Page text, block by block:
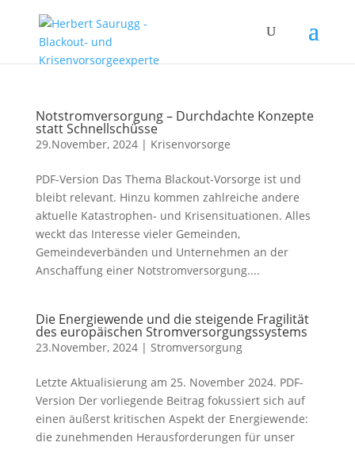
Notstromversorgung – Durchdachte Konzepte
statt Schnellschüsse
29.November, 2024| Krisenvorsorge
PDF-Version Das Thema Blackout-Vorsorge ist und
bleibt relevant. Hinzu kommen zahlreiche andere
aktuelle Katastrophen- und Krisensituationen. Alles
weckt das Interesse vieler Gemeinden,
Gemeindeverbänden und Unternehmen an der
Anschaffung einer Notstromversorgung....
Die Energiewende und die steigende Fragilität
des europäischen Stromversorgungssystems
23.November, 2024| Stromversorgung
Letzte Aktualisierung am 25. November 2024. PDF-
Version Der vorliegende Beitrag fokussiert sich auf
einen äußerst kritischen Aspekt der Energiewende:
die zunehmenden Herausforderungen für unser